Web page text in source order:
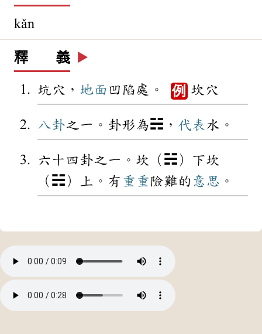
kǎn
釋 義 ▶️
坑穴， 地面 凹陷處。 例 坎穴
八卦之一。卦形為☵， 代表 水。
六十四卦之一。坎（☵）下坎
（☵）上。有 重重險難的 意思 。